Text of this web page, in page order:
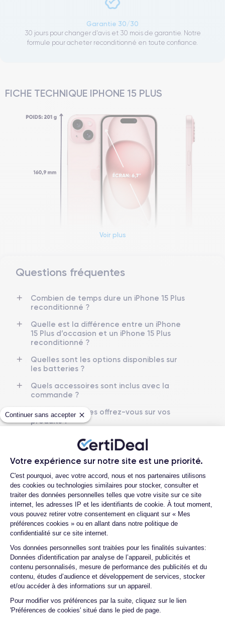
Continuer sans accepter
Votre expérience sur notre site est une priorité.
Plateforme de Gestion du
C'est pourquoi, avec votre accord, nous et nos partenaires utilisons
des cookies ou technologies similaires pour stocker, consulter et
traiter des données personnelles telles que votre visite sur ce site
internet, les adresses IP et les identifiants de cookie. À tout moment,
vous pouvez retirer votre consentement en cliquant sur « Mes
préférences cookies » ou en allant dans notre politique de
confidentialité sur ce site internet.
Vos données personnelles sont traitées pour les finalités suivantes:
Données d'identification par analyse de l’appareil, publicités et
contenu personnalisés, mesure de performance des publicités et du
contenu, études d’audience et développement de services, stocker
et/ou accéder à des informations sur un appareil.
Pour modifier vos préférences par la suite, cliquez sur le lien
'Préférences de cookies' situé dans le pied de page.
Axeptio consent
Garantie 30/30
30 jours pour changer d'avis et 30 mois de garantie. Notre
formule pour acheter reconditionné en toute confiance.
FICHE TECHNIQUE IPHONE 15 PLUS
Dimensions et poids iPhone 15
Date de sortie
22/09/2023
Système exploitation
Dimensions
160.9×77.8×7.8 mm
Poids
Écran
OLED 6.7 pouces
Résolution écran
Nom CPU Nombre de cœurs
Nom GPU
GPU 5 cœurs
Fréq. processeur
Caméra
48 Mpx
Caméra Frontale
12 Mpx
Résolution vidéo
4K - 3840 x 2160 px
Recharge rapide
Batterie Type de SIM
eSIM
Réseau mobile Débloqué
Voir plus
Questions fréquentes
Combien de temps dure un iPhone 15 Plus
reconditionné ?
Quelle est la différence entre un iPhone
15 Plus d’occasion et un iPhone 15 Plus
reconditionné ?
Quelles sont les options disponibles sur
les batteries ?
Quels accessoires sont inclus avec la
commande ?
Quelles garanties offrez-vous sur vos
produits ?
Quels sont vos moyens de paiement ?
en plusieurs fois ?
Que se passe-t-il après avoir passé la
commande ?
Quelle société utilisez-vous pour
l'expédition ?
Quels sont les délais de livraison ?
Que se passe-t-il si je change d'avis
après avoir acheté/reçu le produit ?
Comment demander un retour ?
Quelle est la différence entre une carte